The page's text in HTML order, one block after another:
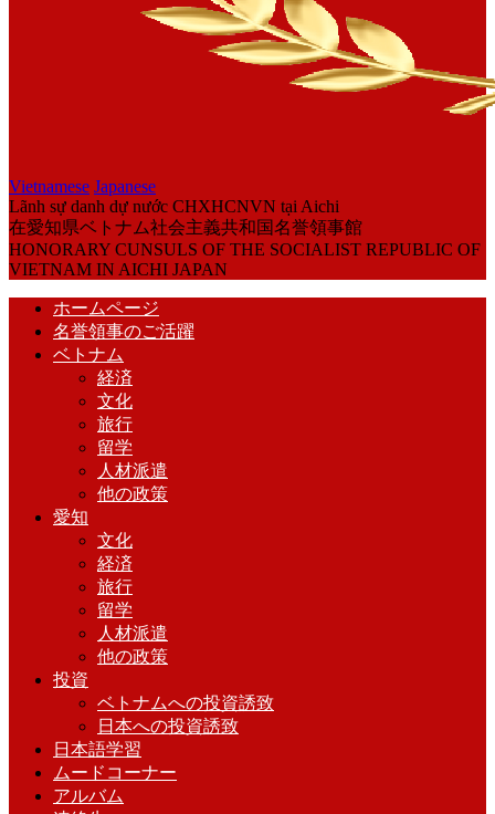
Vietnamese Japanese
Lãnh sự danh dự nước CHXHCNVN tại Aichi
在愛知県ベトナム社会主義共和国名誉領事館
HONORARY CUNSULS OF THE SOCIALIST REPUBLIC OF
VIETNAM IN AICHI JAPAN
ホームページ
名誉領事のご活躍
ベトナム
経済
文化
旅行
留学
人材派遣
他の政策
愛知
文化
経済
旅行
留学
人材派遣
他の政策
投資
ベトナムへの投資誘致
日本への投資誘致
日本語学習
ムードコーナー
アルバム